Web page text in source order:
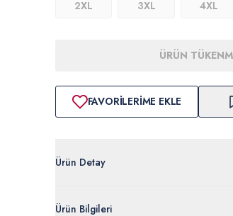
2XL 3XL 4XL
ÜRÜN
FAVORILERIME EKLE
Ürün Detay
Ürün Bilgileri